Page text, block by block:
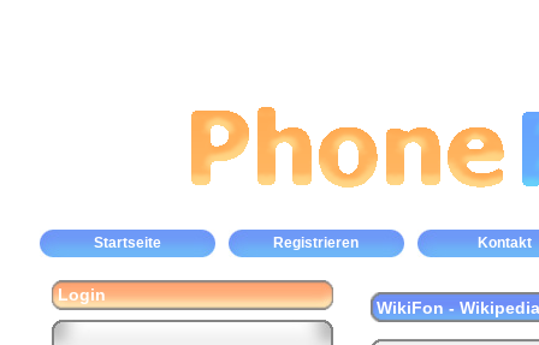
Startseite Registrieren Kontakt
Login
WikiFon -